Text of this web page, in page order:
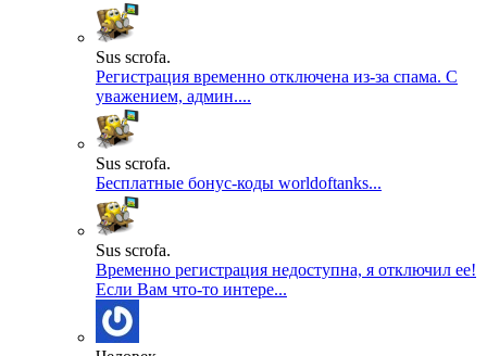
Sus scrofa.
Регистрация временно отключена из-за спама. С
уважением, админ....
Sus scrofa.
Бесплатные бонус-коды worldoftanks...
Sus scrofa.
Временно регистрация недоступна, я отключил ее!
Если Вам что-то интере...